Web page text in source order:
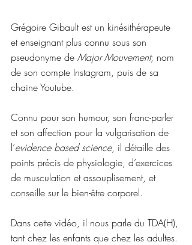
Grégoire Gibault est un kinésithérapeute
et enseignant plus connu sous son
pseudonyme de Major Mouvement; nom
de son compte Instagram, puis de sa
chaine Youtube.
Connu pour son humour, son franc-parler
et son affection pour la vulgarisation de
l’evidence based science, il détaille des
points précis de physiologie, d’exercices
de musculation et assouplisement, et
conseille sur le bien-être corporel.
Dans cette vidéo, il nous parle du TDA(H),
tant chez les enfants que chez les adultes.